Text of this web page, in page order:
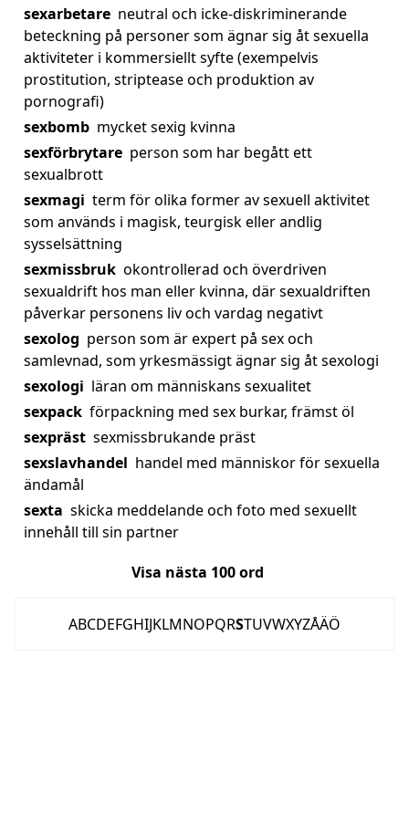
sexarbetare neutral och icke-diskriminerande
beteckning på personer som ägnar sig åt sexuella
aktiviteter i kommersiellt syfte (exempelvis
prostitution, striptease och produktion av
pornografi)
sexbomb mycket sexig kvinna
sexförbrytare person som har begått ett
sexualbrott
sexmagi term för olika former av sexuell aktivitet
som används i magisk, teurgisk eller andlig
sysselsättning
sexmissbruk okontrollerad och överdriven
sexualdrift hos man eller kvinna, där sexualdriften
påverkar personens liv och vardag negativt
sexolog person som är expert på sex och
samlevnad, som yrkesmässigt ägnar sig åt sexologi
sexologi läran om människans sexualitet
sexpack förpackning med sex burkar, främst öl
sexpräst sexmissbrukande präst
sexslavhandel handel med människor för sexuella
ändamål
sexta skicka meddelande och foto med sexuellt
innehåll till sin partner
Visa nästa 100ord
ABCDEFGHIJKLMNOPQRSTUVWXYZÅÄÖ